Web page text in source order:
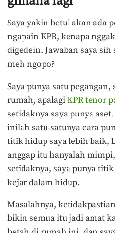
Saya yakin betul akan ada
ngapain KPR, kenapa
digedein. Jawaban saya
meh ngopo?
Saya punya satu pegangan,
rumah, apalagiKPR tenor
setidaknya saya punya
inilah satu-satunya cara
titik hidup saya lebih baik,
anggap itu hanyalah
setidaknya, saya punya
kejar dalam hidup.
Masalahnya,
bikin semua itu jadi amat